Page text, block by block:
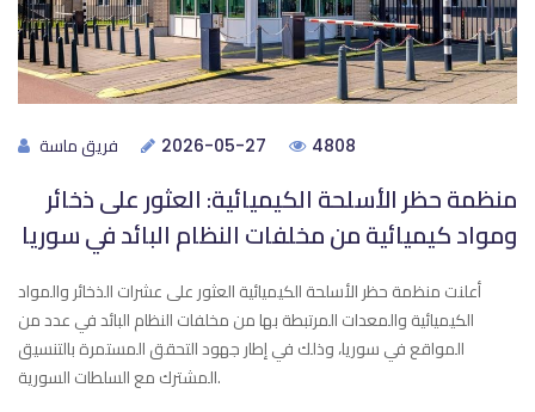
فريق ماسة 2026-05-27 4808
منظمة حظر الأسلحة الكيميائية: العثور على ذخائر
ومواد كيميائية من مخلفات النظام البائد في سوريا
أعلنت منظمة حظر الأسلحة الكيميائية العثور على عشرات الذخائر والمواد
الكيميائية والمعدات المرتبطة بها من مخلفات النظام البائد في عدد من
المواقع في سوريا، وذلك في إطار جهود التحقق المستمرة بالتنسيق
المشترك مع السلطات السورية.